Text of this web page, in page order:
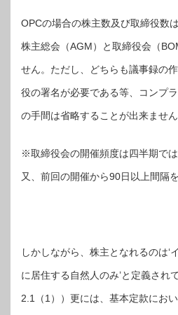
OPCの場合の株主数及び取締役数
株主総会（AGM）と取締役会（
せん。ただし、どちらも議事録の
役の署名が必要である等、コンプ
の手間は省略することが出来ません
※取締役会の開催頻度は四半期では
又、前回の開催から90日以上間隔
しかしながら、株主となれるのは‘
に居住する自然人のみ’と定義され
2.1（1））更には、基本定款にお